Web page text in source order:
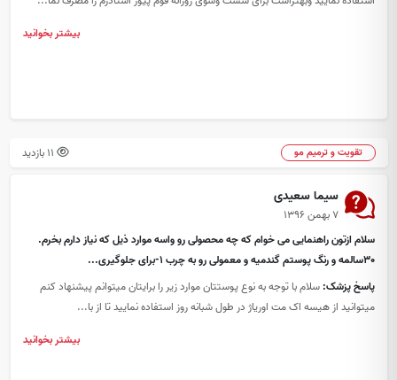
بیشتر بخوانید
تقویت و ترمیم مو
سیما سعیدی
۷ بهمن ۱۳۹۶
سلام ازتون راهنمایی می خوام که چه محصولی رو واسه موارد ذیل که نیاز دارم بخرم.
30سالمه و رنگ پوستم گندمیه و معمولی رو به چرب 1-برای جلوگیری...
پاسخ پزشک: سلام با توجه به نوع پوستتان موارد زیر را برایتان میتوانم پیشنهاد کنم
میتوانید از هیسه اک مت اوریاژ در طول شبانه روز استفاده نمایید تا از با...
بیشتر بخوانید